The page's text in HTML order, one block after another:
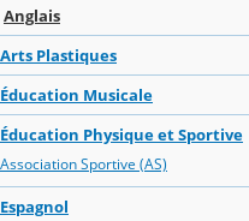
Anglais
Arts Plastiques
Éducation Musicale
Éducation Physique et Sportive
Association Sportive (AS)
Espagnol